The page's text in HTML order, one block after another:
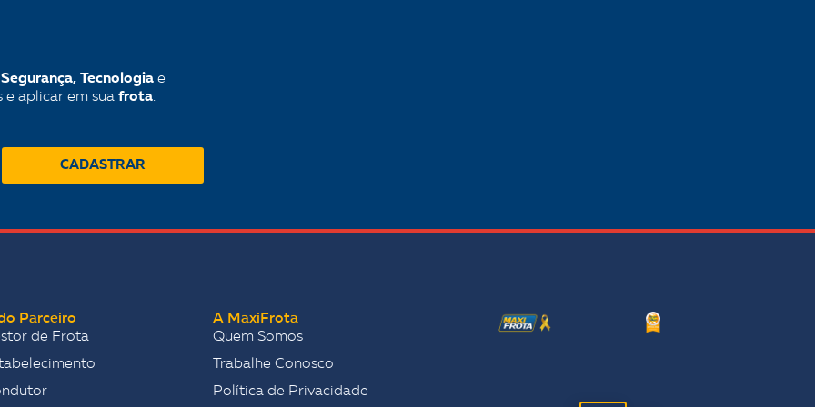
Tecnologia e
e aplicar em sua frota.
CADASTRAR
Parceiro
de Frota
A MaxiFrota
Quem Somos
Trabalhe Conosco
Política de Privacidade